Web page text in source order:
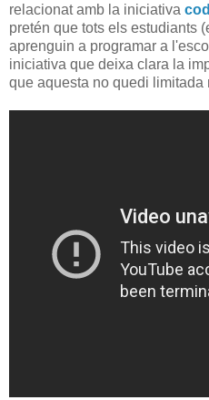
relacionat amb la iniciativa
pretén que tots els estudiants
aprenguin a programar a
iniciativa que deixa clara la
que aquesta no quedi limitada